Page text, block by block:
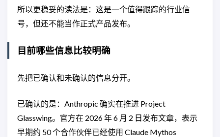
所以更稳妥的读法是：这是一个值得跟踪的行业信
号，但还不能当作正式产品发布。
目前哪些信息比较明确
先把已确认和未确认的信息分开。
已确认的是：Anthropic 确实在推进 Project
Glasswing。官方在 2026 年 6 月 2 日发布文章，表示
早期约 50 个合作伙伴已经使用 Claude Mythos